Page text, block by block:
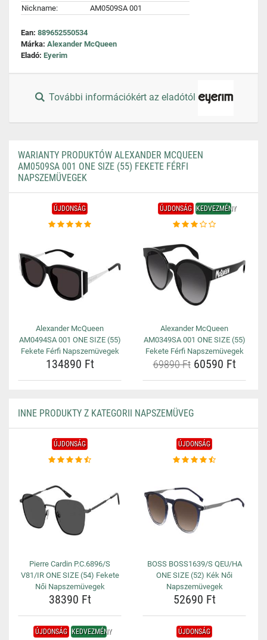
Nickname:
AM0509SA 001
Ean: 889652550534
Márka: Alexander McQueen
Eladó: Eyerim
További információkért az eladótól
WARIANTY PRODUKTÓW ALEXANDER MCQUEEN
AM0509SA 001 ONE SIZE (55) FEKETE FÉRFI
NAPSZEMÜVEGEK
ÚJDONSÁG
Alexander McQueen
AM0494SA 001 ONE SIZE (55)
Fekete Férfi Napszemüvegek
134890 Ft
ÚJDONSÁG KEDVEZMÉNY
Alexander McQueen
AM0349SA 001 ONE SIZE (55)
Fekete Férfi Napszemüvegek
69890 Ft60590 Ft
INNE PRODUKTY Z KATEGORII NAPSZEMÜVEG
ÚJDONSÁG
Pierre Cardin P.C.6896/S
V81/IR ONE SIZE (54) Fekete
Női Napszemüvegek
38390 Ft
ÚJDONSÁG
BOSS BOSS1639/S QEU/HA
ONE SIZE (52) Kék Női
Napszemüvegek
52690 Ft
ÚJDONSÁG KEDVEZMÉNY ÚJDONSÁG